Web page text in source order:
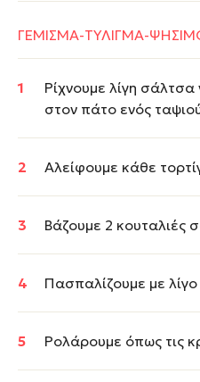
ΓΕΜΙΣΜΑ-ΤΥΛΙΓΜΑ-
Ρίχνουμε λίγη
στον πάτο ενός
Αλείφουμε κάθε
Βάζουμε 2 κουταλιές
Πασπαλίζουμε με λίγο
Ρολάρουμε όπως τις